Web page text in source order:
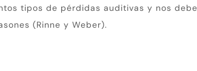
tipos de pérdidas auditivas y nos
(Rinne y Weber).